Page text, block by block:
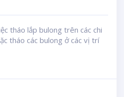
tháo lắp bulong trên các chi
tháo các bulong ở các vị trí